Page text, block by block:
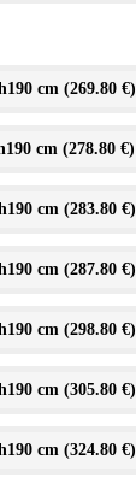
cm (269.80 €)
cm (278.80 €)
cm (283.80 €)
cm (287.80 €)
cm (298.80 €)
cm (305.80 €)
cm (324.80 €)